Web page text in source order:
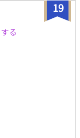
の物語。 【小説家に
19
る